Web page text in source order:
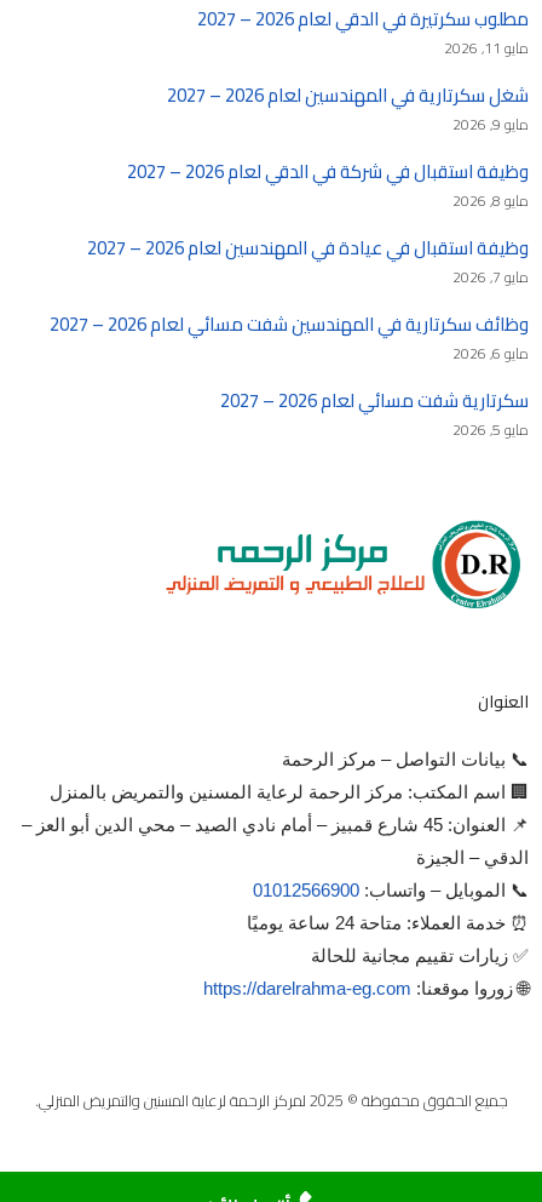
مطلوب سكرتيرة في الدقي لعام 2026 – 2027
مايو 11, 2026
شغل سكرتارية في المهندسين لعام 2026 – 2027
مايو 9, 2026
وظيفة استقبال في شركة في الدقي لعام 2026 – 2027
مايو 8, 2026
وظيفة استقبال في عيادة في المهندسين لعام 2026 – 2027
مايو 7, 2026
وظائف سكرتارية في المهندسين شفت مسائي لعام 2026 – 2027
مايو 6, 2026
سكرتارية شفت مسائي لعام 2026 – 2027
مايو 5, 2026
العنوان
📞 بيانات التواصل – مركز الرحمة
🏢 اسم المكتب: مركز الرحمة لرعاية المسنين والتمريض بالمنزل
📌 العنوان: 45 شارع قمبيز – أمام نادي الصيد – محي الدين أبو العز –
الدقي – الجيزة
📞 الموبايل – واتساب:01012566900
⏰ خدمة العملاء: متاحة 24 ساعة يوميًا
✅ زيارات تقييم مجانية للحالة
🌐 زوروا موقعنا: https://darelrahma-eg.com
جميع الحقوق محفوظة © 2025 لمركز الرحمة لرعاية المسنين والتمريض المنزلي.